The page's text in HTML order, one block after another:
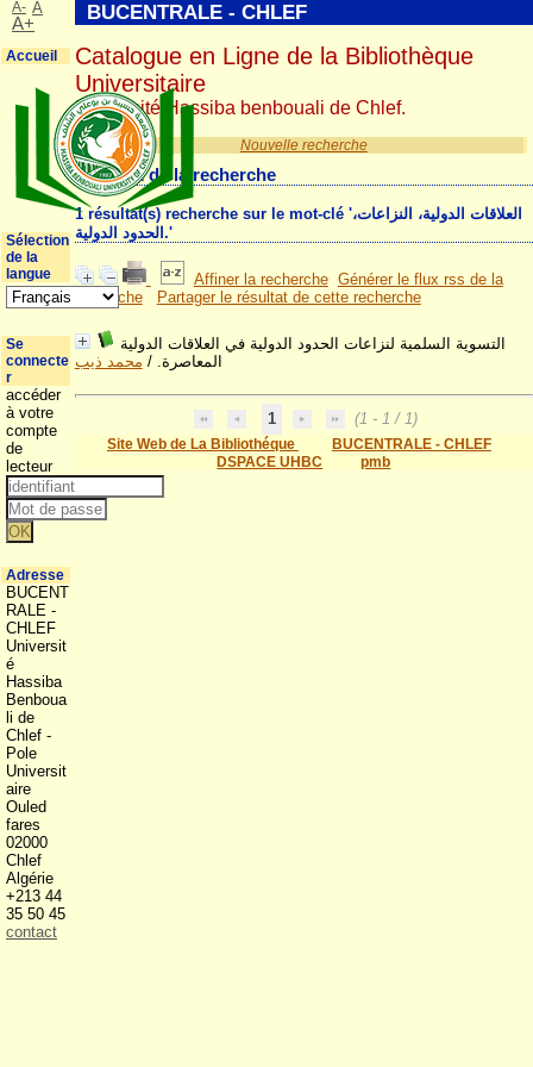
Nouvelle recherche
Résultat de la recherche
1 résultat(s) recherche sur le mot-clé 'العلاقات الدولية، النزاعات،
الحدود الدولية.'
Affiner la recherche Générer le flux rss de la
recherche
Partager le résultat de cette recherche
التسوية السلمية لنزاعات الحدود الدولية في العلاقات الدولية
المعاصرة. / محمد ذيب
1 (1 - 1 / 1)
Site Web de La Bibliothéque
BUCENTRALE - CHLEF
DSPACE UHBC
pmb
BUCENTRALE - CHLEF
Catalogue en Ligne de la Bibliothèque
Universitaire
Université Hassiba benbouali de Chlef.
A- A
A+
Accueil
Sélection
de la
langue
Se
connecte
r
accéder
à votre
compte
de
lecteur
Adresse
BUCENT
RALE -
CHLEF
Universit
é
Hassiba
Benboua
li de
Chlef -
Pole
Universit
aire
Ouled
fares
02000
Chlef
Algérie
+213 44
35 50 45
contact